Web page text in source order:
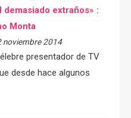
demasiado extraños» :
Monta
noviembre 2014
presentador de TV
desde hace algunos